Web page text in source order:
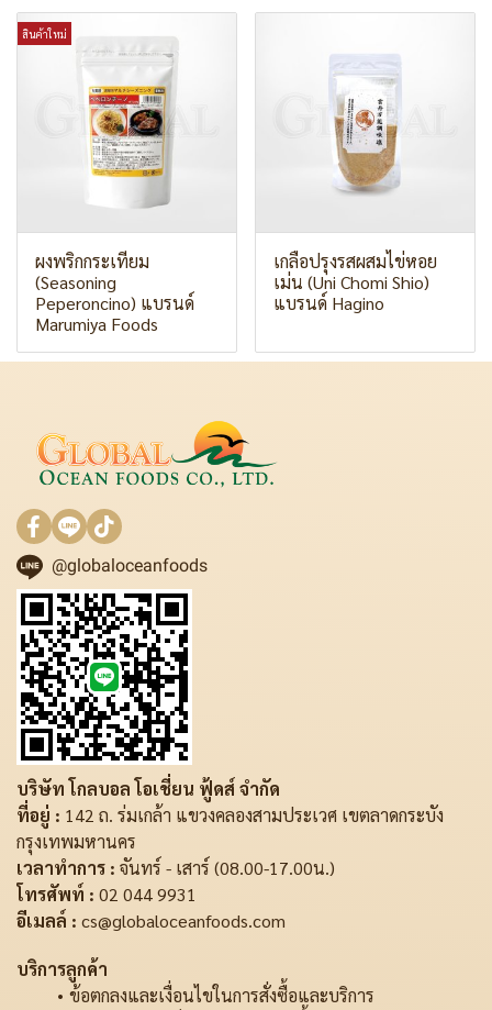
สินค้าใหม่
ผงพริกกระเทียม
(Seasoning
Peperoncino) แบรนด์
Marumiya Foods
เกลือปรุงรสผสมไข่หอย
เม่น (Uni Chomi Shio)
แบรนด์ Hagino
@globaloceanfoods
บริษัท โกลบอล โอเชี่ยน ฟู้ดส์ จำกัด
ที่อยู่ : 142 ถ. ร่มเกล้า แขวงคลองสามประเวศ เขตลาดกระบัง
กรุงเทพมหานคร
เวลาทำการ : จันทร์ - เสาร์ (08.00-17.00น.)
โทรศัพท์ : 02 044 9931
อีเมลล์ : cs@globaloceanfoods.com
บริการลูกค้า
ข้อตกลงและเงื่อนไขในการสั่งซื้อและบริการ